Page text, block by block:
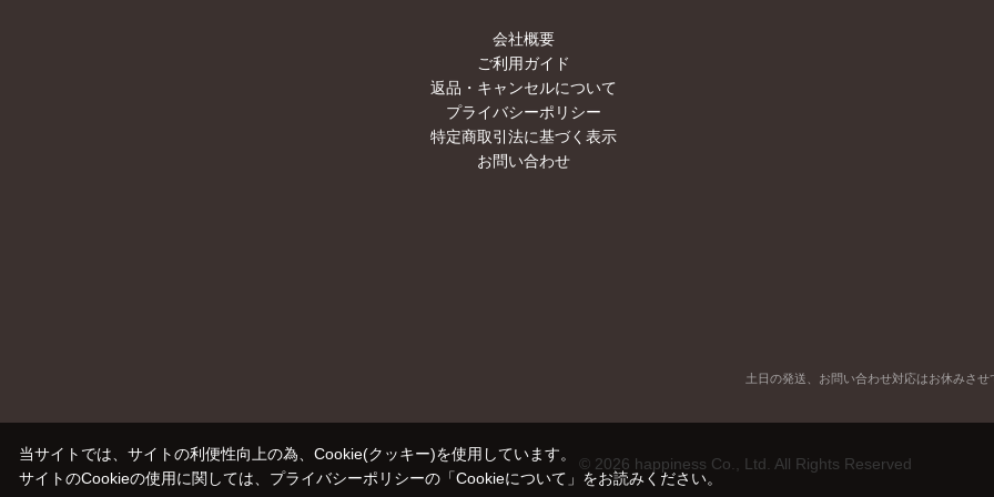
会社概要
ご利用ガイド
返品・キャンセルについて
プライバシーポリシー
特定商取引法に基づく表示
お問い合わせ
土日の発送、お問い合わせ対応はお休みさせ
© 2026 happiness Co., Ltd. All Rights Reserved
当サイトでは、サイトの利便性向上の為、Cookie(クッキー)を使用しています。
サイトのCookieの使用に関しては、プライバシーポリシーの「Cookieについて」 をお読みください。